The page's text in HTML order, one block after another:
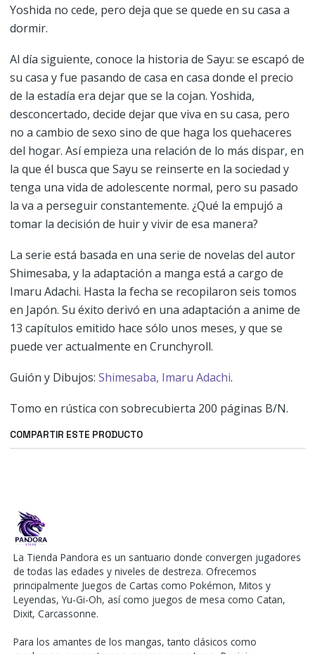
Yoshida no cede, pero deja que se quede en su casa a
dormir.
Al día siguiente, conoce la historia de Sayu: se escapó de
su casa y fue pasando de casa en casa donde el precio
de la estadía era dejar que se la cojan. Yoshida,
desconcertado, decide dejar que viva en su casa, pero
no a cambio de sexo sino de que haga los quehaceres
del hogar. Así empieza una relación de lo más dispar, en
la que él busca que Sayu se reinserte en la sociedad y
tenga una vida de adolescente normal, pero su pasado
la va a perseguir constantemente. ¿Qué la empujó a
tomar la decisión de huir y vivir de esa manera?
La serie está basada en una serie de novelas del autor
Shimesaba, y la adaptación a manga está a cargo de
Imaru Adachi. Hasta la fecha se recopilaron seis tomos
en Japón. Su éxito derivó en una adaptación a anime de
13 capítulos emitido hace sólo unos meses, y que se
puede ver actualmente en Crunchyroll.
Guión y Dibujos: Shimesaba, Imaru Adachi.
Tomo en rústica con sobrecubierta 200 páginas B/N.
COMPARTIR ESTE PRODUCTO
La Tienda Pandora es un santuario donde convergen jugadores
de todas las edades y niveles de destreza. Ofrecemos
principalmente Juegos de Cartas como Pokémon, Mitos y
Leyendas, Yu-Gi-Oh, así como juegos de mesa como Catan,
Dixit, Carcassonne.
Para los amantes de los mangas, tanto clásicos como